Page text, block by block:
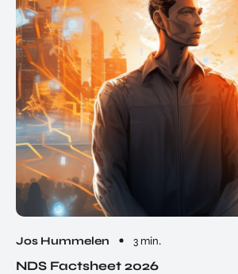
Jos Hummelen 3 min.
NDS Factsheet 2026